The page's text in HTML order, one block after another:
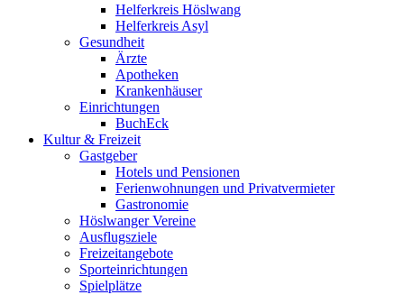
Helferkreis Höslwang
Helferkreis Asyl
Gesundheit
Ärzte
Apotheken
Krankenhäuser
Einrichtungen
BuchEck
Kultur & Freizeit
Gastgeber
Hotels und Pensionen
Ferienwohnungen und Privatvermieter
Gastronomie
Höslwanger Vereine
Ausflugsziele
Freizeitangebote
Sporteinrichtungen
Spielplätze